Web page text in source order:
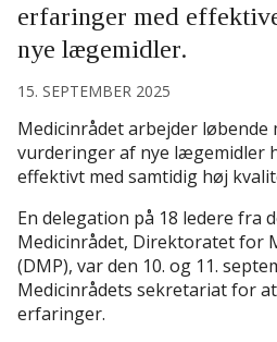
erfaringer med
nye lægemidler.
15. SEPTEMBER 2025
Medicinrådet arbejder løbende
vurderinger af nye lægemidler
effektivt med samtidig høj
En delegation på 18 ledere fra
Medicinrådet, Direktoratet for
(DMP), var den 10. og 11.
Medicinrådets sekretariat for
erfaringer.